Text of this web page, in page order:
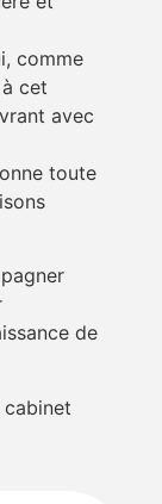
comme
cet
avec
toute
de
cabinet